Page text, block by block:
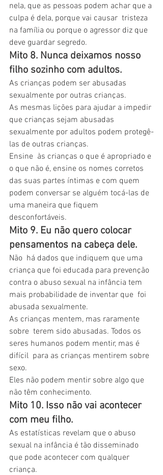
nela, que as pessoas podem achar que a
culpa é dela, porque vai causar  tristeza
na família ou porque o agressor diz que
deve guardar segredo.
Mito 8. Nunca deixamos nosso
filho sozinho com adultos.
As crianças podem ser abusadas
sexualmente por outras crianças.
As mesmas lições para ajudar a impedir
que crianças sejam abusadas
sexualmente por adultos podem protegê-
las de outras crianças.
Ensine  às crianças o que é apropriado e
o que não é, ensine os nomes corretos
das suas partes íntimas e com quem
podem conversar se alguém tocá-las de
uma maneira que fiquem
desconfortáveis.
Mito 9. Eu não quero colocar
pensamentos na cabeça dele.
Não  há dados que indiquem que uma
criança que foi educada para prevenção
contra o abuso sexual na infância tem
mais probabilidade de inventar que  foi
abusada sexualmente.
As crianças mentem, mas raramente
sobre  terem sido abusadas. Todos os
seres humanos podem mentir, mas é
difícil  para as crianças mentirem sobre
sexo.
Eles não podem mentir sobre algo que
não têm conhecimento.
Mito 10. Isso não vai acontecer
com meu filho.
As estatísticas revelam que o abuso
sexual na infância é tão disseminado
que pode acontecer com qualquer
criança.